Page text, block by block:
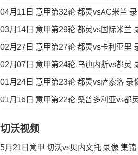
04月11日 意甲第32轮 都灵vsAC米兰
01月24日 意甲第23轮 都灵vs萨索洛 录
切沃视频
5月21日意甲 切沃vs贝内文托 录像 集锦